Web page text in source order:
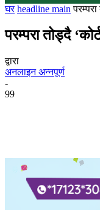
घर headline main
परम्परा तोड्दै
द्वारा
अनलाइन अन्नपूर्ण
-
99